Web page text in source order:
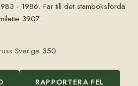
- 1986. Far till det stamboksförda
3907.
Sverige 350
RAPPORTERA FEL